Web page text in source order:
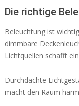
Die richtige
Beleuchtung ist
dimmbare
Lichtquellen schafft
Durchdachte
macht den Raum